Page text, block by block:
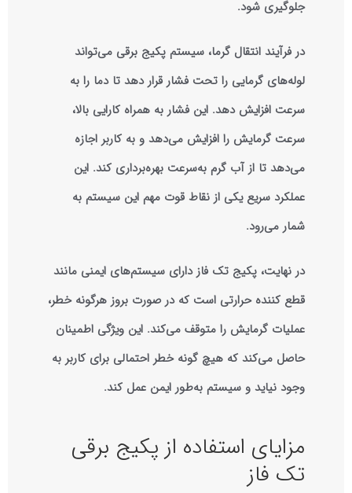
جلوگیری شود.
در فرآیند انتقال گرما، سیستم پکیج برقی می‌تواند
لوله‌های گرمایی را تحت فشار قرار دهد تا دما را به
سرعت افزایش دهد. این فشار به همراه کارایی بالا،
سرعت گرمایش را افزایش می‌دهد و به کاربر اجازه
می‌دهد تا از آب گرم به‌سرعت بهره‌برداری کند. این
عملکرد سریع یکی از نقاط قوت مهم این سیستم به
شمار می‌رود.
در نهایت، پکیج تک فاز دارای سیستم‌های ایمنی مانند
قطع کننده حرارتی است که در صورت بروز هرگونه خطر،
عملیات گرمایش را متوقف می‌کند. این ویژگی اطمینان
حاصل می‌کند که هیچ گونه خطر احتمالی برای کاربر به
وجود نیاید و سیستم به‌طور ایمن عمل کند.
مزایای استفاده از پکیج برقی
تک فاز